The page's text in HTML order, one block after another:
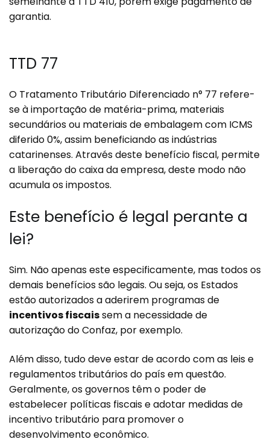
garantia.
TTD 77
O Tratamento Tributário Diferenciado n° 77 refere-
se à importação de matéria-prima, materiais
secundários ou materiais de embalagem com ICMS
diferido 0%, assim beneficiando as indústrias
catarinenses. Através deste benefício fiscal, permite
a liberação do caixa da empresa, deste modo não
acumula os impostos.
Este benefício é legal perante a
lei?
Sim. Não apenas este especificamente, mas todos os
demais benefícios são legais. Ou seja, os Estados
estão autorizados a aderirem programas de
incentivos fiscaissem a necessidade de
autorização do Confaz, por exemplo.
Além disso, tudo deve estar de acordo com as leis e
regulamentos tributários do país em questão.
Geralmente, os governos têm o poder de
estabelecer políticas fiscais e adotar medidas de
incentivo tributário para promover o
desenvolvimento econômico.